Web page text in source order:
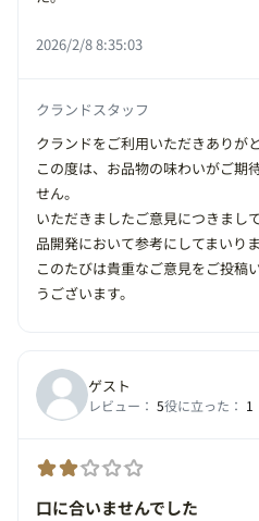
2026/2/8 8:35:03
クランドスタッフ
クランドをご利用いただきありが
この度は、お品物の味わいがご期
せん。
いただきましたご意見につきまし
品開発において参考にしてまいりま
このたびは貴重なご意見をご投稿
うございます。
ゲスト
レビュー： 5役に立った： 1
口に合いませんでした